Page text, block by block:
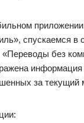
спускаемся в
«Переводы без
за текущий